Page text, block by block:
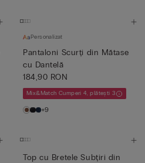
Personalizat
Pantaloni Scurți din Mătase
cu Dantelă
184,90 RON
Mix&Match Cumperi 4, plătești 3
+9
Top cu Bretele Subțiri din